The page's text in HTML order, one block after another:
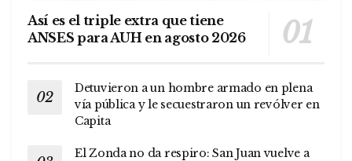
Así es el triple extra que tiene
ANSES para AUH en agosto 2026
Detuvieron a un hombre armado en plena
vía pública y le secuestraron un revólver en
Capita
El Zonda no da respiro: San Juan vuelve a